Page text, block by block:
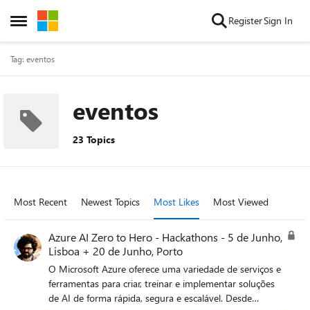
Open Side Menu
Skip to content RegisterSign In
Tag: eventos
eventos
23 Topics
Most Recent Newest Topics Most Likes Most Viewed
Azure AI Zero to Hero - Hackathons - 5 de Junho,
Lisboa + 20 de Junho, Porto
O Microsoft Azure oferece uma variedade de serviços e
ferramentas para criar, treinar e implementar soluções
de AI de forma rápida, segura e escalável. Desde